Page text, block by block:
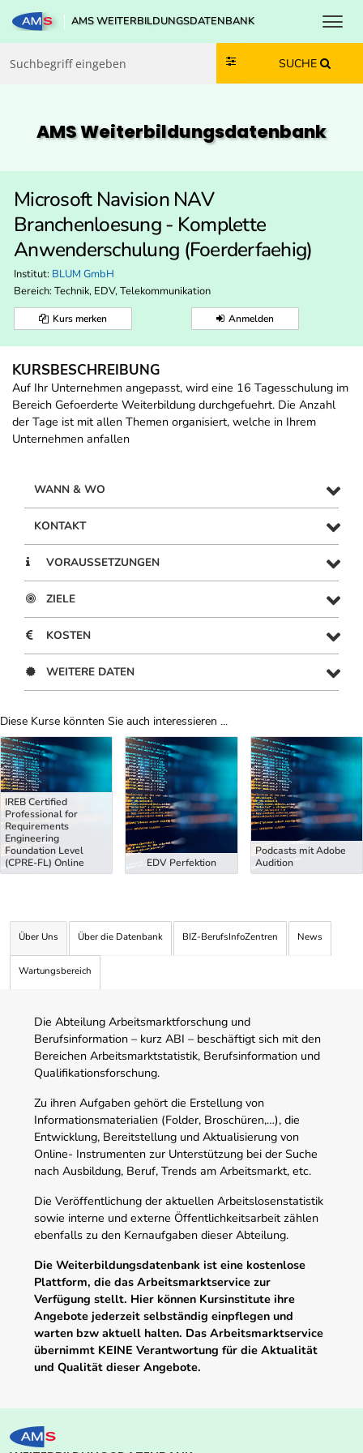
Zum Inhalt springen
Zum Navmenü springen
Zur Suche springen
Zur Footer springen
AMS WEITERBILDUNGSDATENBANK
SUCHE
AMS Weiterbildungs­datenbank
Microsoft Navision NAV
Branchenloesung - Komplette
Anwenderschulung (Foerderfaehig)
Institut: BLUM GmbH
Bereich: Technik, EDV, Telekommunikation
Kurs merken Anmelden
KURSBESCHREIBUNG
Auf Ihr Unternehmen angepasst, wird eine 16 Tagesschulung im
Bereich Gefoerderte Weiterbildung durchgefuehrt. Die Anzahl
der Tage ist mit allen Themen organisiert, welche in Ihrem
Unternehmen anfallen
WANN & WO
KONTAKT
VORAUSSETZUNGEN
ZIELE
KOSTEN
WEITERE DATEN
Diese Kurse könnten Sie auch interessieren ...
Uber Weiterbildungsvorschläge
IREB Certified
Professional for
Requirements
Engineering
Foundation Level
(CPRE-FL) Online
EDV Perfektion
Podcasts mit Adobe
Audition
Über Uns Über die Datenbank BIZ-BerufsInfoZentren News
Wartungsbereich
Die Abteilung Arbeitsmarktforschung und
Berufsinformation – kurz ABI – beschäftigt sich mit den
Bereichen Arbeitsmarktstatistik, Berufsinformation und
Qualifikationsforschung.
Zu ihren Aufgaben gehört die Erstellung von
Informationsmaterialien (Folder, Broschüren,…), die
Entwicklung, Bereitstellung und Aktualisierung von
Online- Instrumenten zur Unterstützung bei der Suche
nach Ausbildung, Beruf, Trends am Arbeitsmarkt, etc.
Die Veröffentlichung der aktuellen Arbeitslosenstatistik
sowie interne und externe Öffentlichkeitsarbeit zählen
ebenfalls zu den Kernaufgaben dieser Abteilung.
Die Weiterbildungsdatenbank ist eine kostenlose
Plattform, die das Arbeitsmarktservice zur
Verfügung stellt. Hier können Kursinstitute ihre
Angebote jederzeit selbständig einpflegen und
warten bzw aktuell halten. Das Arbeitsmarktservice
übernimmt KEINE Verantwortung für die Aktualität
und Qualität dieser Angebote.